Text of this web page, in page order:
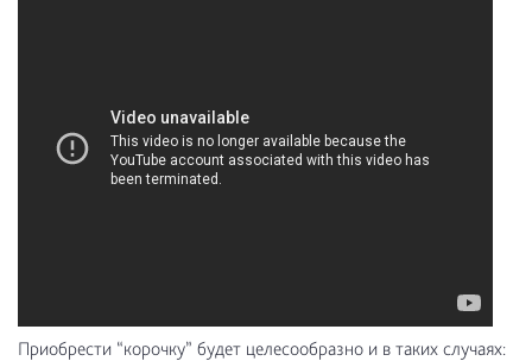
Приобрести “корочку” будет целесообразно и в таких случаях: